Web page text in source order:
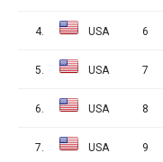
4. USA 6
5. USA 7
6. USA 8
7. USA 9